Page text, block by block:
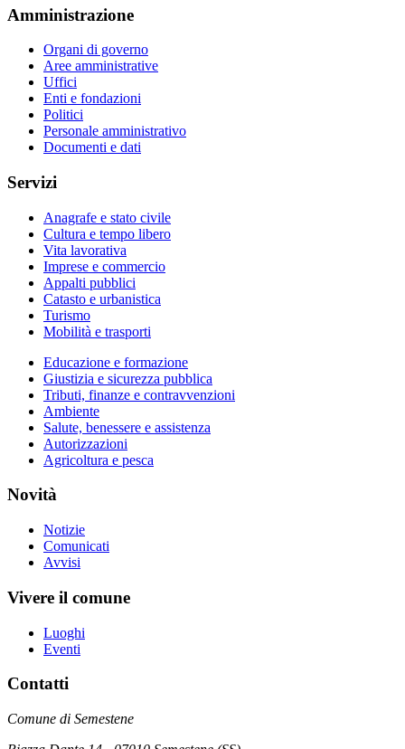
Amministrazione
Organi di governo
Aree amministrative
Uffici
Enti e fondazioni
Politici
Personale amministrativo
Documenti e dati
Servizi
Anagrafe e stato civile
Cultura e tempo libero
Vita lavorativa
Imprese e commercio
Appalti pubblici
Catasto e urbanistica
Turismo
Mobilità e trasporti
Educazione e formazione
Giustizia e sicurezza pubblica
Tributi, finanze e contravvenzioni
Ambiente
Salute, benessere e assistenza
Autorizzazioni
Agricoltura e pesca
Novità
Notizie
Comunicati
Avvisi
Vivere il comune
Luoghi
Eventi
Contatti
Comune di Semestene